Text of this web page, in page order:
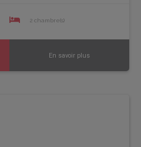
2 chambre(s)
En savoir plus